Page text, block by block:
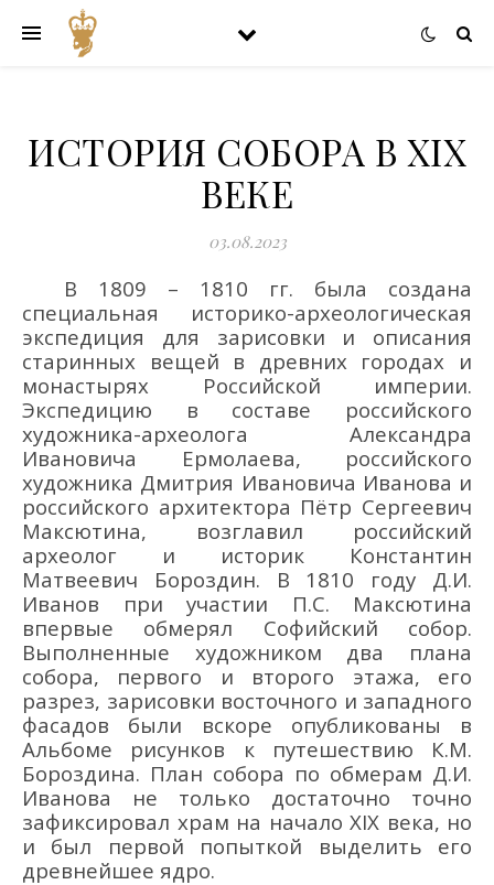
ИСТОРИЯ СОБОРА В XIX
ВЕКЕ
03.08.2023
В 1809 – 1810 гг. была создана
специальная историко-археологическая
экспедиция для зарисовки и описания
старинных вещей в древних городах и
монастырях Российской империи.
Экспедицию в составе российского
художника-археолога Александра
Ивановича Ермолаева, российского
художника Дмитрия Ивановича Иванова и
российского архитектора Пётр Сергеевич
Максютина, возглавил российский
археолог и историк Константин
Матвеевич Бороздин. В 1810 году Д.И.
Иванов при участии П.С. Максютина
впервые обмерял Софийский собор.
Выполненные художником два плана
собора, первого и второго этажа, его
разрез, зарисовки восточного и западного
фасадов были вскоре опубликованы в
Альбоме рисунков к путешествию К.М.
Бороздина. План собора по обмерам Д.И.
Иванова не только достаточно точно
зафиксировал храм на начало XIX века, но
и был первой попыткой выделить его
древнейшее ядро.